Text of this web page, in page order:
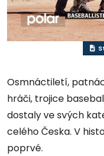
Osmnáctiletí,
hráči, trojice
dostaly ve svých
celého Česka. V
poprvé.